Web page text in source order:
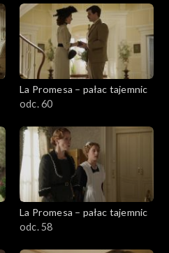
La Promesa – pałac tajemnic
odc. 60
La Promesa – pałac tajemnic
odc. 58